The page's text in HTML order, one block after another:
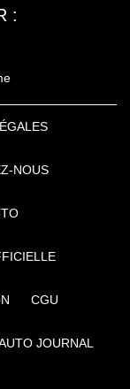
:
NOUS
CGU
JOURNAL